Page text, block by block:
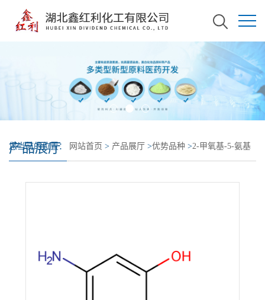
产品展厅
您当前的位置： 网站首页 > 产品展厅 >优势品种 >2-甲氧基-5-氨基